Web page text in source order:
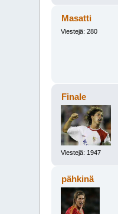
Masatti
Viestejä: 280
Finale
Viestejä: 1947
pähkinä